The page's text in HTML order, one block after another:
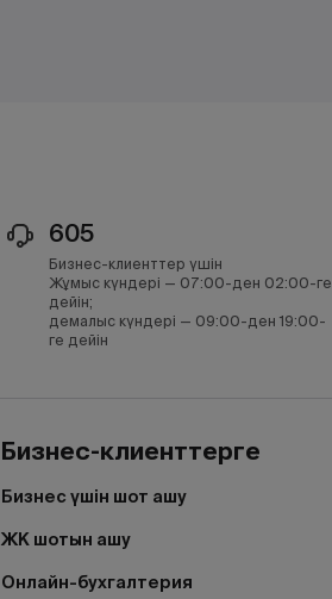
605
Бизнес-клиенттер үшін
Жұмыс күндері — 07:00-ден 02:00-ге
дейін;
демалыс күндері — 09:00-ден 19:00-
ге дейін
Бизнес-клиенттерге
Бизнес үшін шот ашу
ЖК шотын ашу
Онлайн-бухгалтерия